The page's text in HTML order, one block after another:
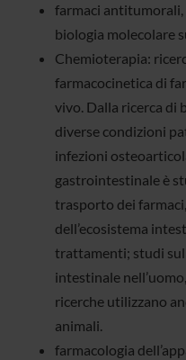
farmaci
biologia molecolare
Chemioterapia:
farmacocinetica di
vivo. Dalla ricerca di
diverse condizioni
infezioni
gastrointestinale è
trasporto dei
dell’ecosistema
trattamenti; studi
intestinale
ricerche utilizzano
animali.
farmacologia